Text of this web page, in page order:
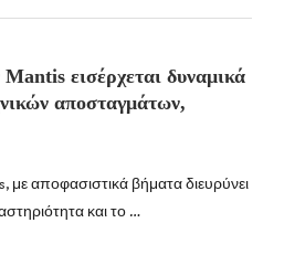
εισέρχεται δυναμικά
αποσταγμάτων,
με αποφασιστικά βήματα διευρύνει
και το …